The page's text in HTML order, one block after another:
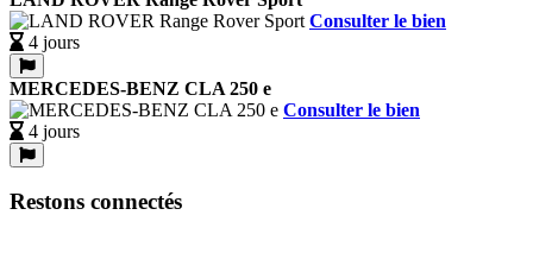
Consulter le bien
4 jours
MERCEDES-BENZ CLA 250 e
Consulter le bien
4 jours
Restons connectés